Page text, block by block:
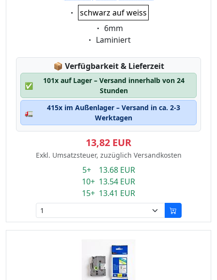
Eigenschaft:
schwarz auf weiss
Eigenschaft:
6mm
Eigenschaft:
Laminiert
📦 Lagerstatus:
Verfügbarkeit & Lieferzeit
✅
101x auf Lager – Versand innerhalb von 24
Stunden
🚛
415x im Außenlager – Versand in ca. 2-3
Werktagen
13,82 EUR
Exkl. Umsatzsteuer, zuzüglich Versandkosten
5+ 13.68 EUR
10+ 13.54 EUR
15+ 13.41 EUR